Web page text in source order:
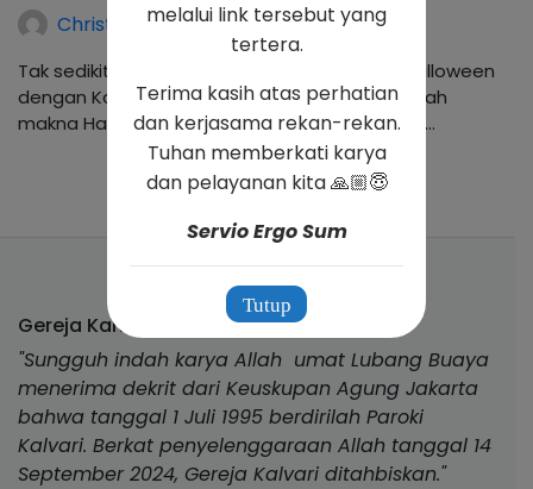
Christina Andhika Setyanti
Tak sedikit orang yang mengaitkan sejarah Halloween
dengan Katolik, namun benarkah hal ini ? Apakah
makna Halloween menurut Katolik? Halloween…
Gereja Kalvari Lubang Buaya
"Sungguh indah karya Allah umat Lubang Buaya
menerima dekrit dari Keuskupan Agung Jakarta
bahwa tanggal 1 Juli 1995 berdirilah Paroki
Kalvari. Berkat penyelenggaraan Allah tanggal 14
September 2024, Gereja Kalvari ditahbiskan."
melalui link tersebut yang
tertera.
Terima kasih atas perhatian
dan kerjasama rekan-rekan.
Tuhan memberkati karya
dan pelayanan kita 🙏🏼😇
Servio Ergo Sum
Tutup